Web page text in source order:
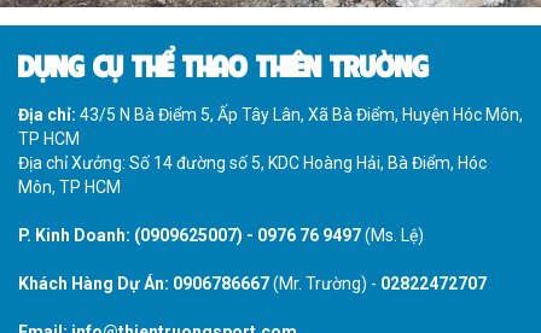
DỤNG CỤ THỂ THAO THIÊN TRƯỜNG
Địa chỉ: 43/5 N Bà Điểm 5, Ấp Tây Lân, Xã Bà Điểm, Huyện Hóc Môn,
TP HCM
Địa chỉ Xưởng: Số 14 đường số 5, KDC Hoàng Hải, Bà Điểm, Hóc
Môn, TP HCM
P. Kinh Doanh: (0909625007) - 0976 76 9497(Ms. Lệ)
Khách Hàng Dự Án: 0906786667(Mr. Trường) - 02822472707